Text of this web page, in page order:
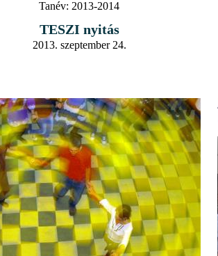
Tanév: 2013-2014
TESZI nyitás
2013. szeptember 24.